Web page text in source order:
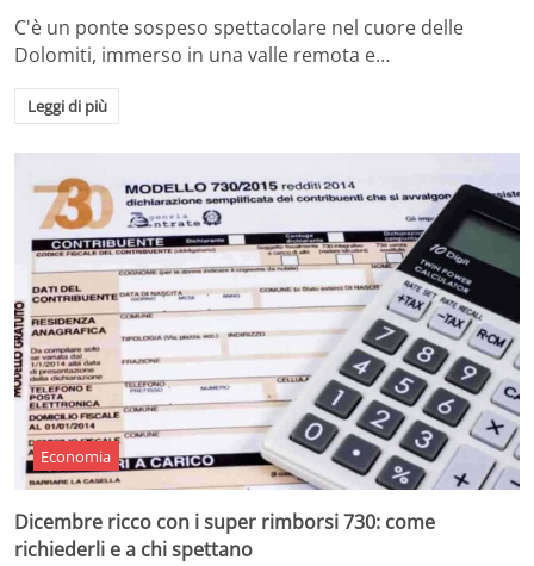
C'è un ponte sospeso spettacolare nel cuore delle
Dolomiti, immerso in una valle remota e…
Leggi di più
Economia
Dicembre ricco con i super rimborsi 730: come
richiederli e a chi spettano